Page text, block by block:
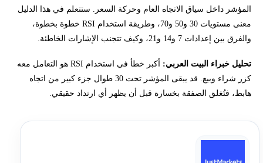
كيفية استخدام مؤشر RSI خطوة بخطوة
أفضل إعدادات RSI للمبتدئين: 7 أم 14 أم 21؟
استخدام RSI مع الاتجاه
المؤشر داخل سياق الاتجاه العام وحركة السعر. ستتعلم في هذا الدليل
معنى مستويات 30 و50 و70، وطريقة استخدام RSI خطوة بخطوة،
والفرق بين إعدادات 7 و14 و21، وكيف تتجنب الإشارات الخاطئة.
تحليل خبراء البيت العربي:
أكبر خطأ في استخدام RSI هو التعامل معه
كزر شراء وبيع. قد يبقى المؤشر تحت 30 طوال جزء كبير من اتجاه
هابط، فتُغلق الصفقة بخسارة قبل أن يظهر أي ارتداد حقيقي.